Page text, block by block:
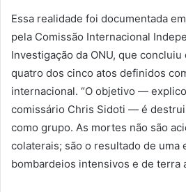
Essa realidade foi documentada
pela Comissão Internacional
Investigação da ONU, que
quatro dos cinco atos definidos
internacional. “O objetivo —
comissário Chris Sidoti — é
como grupo. As mortes não são
colaterais; são o resultado de uma
bombardeios intensivos e de terra